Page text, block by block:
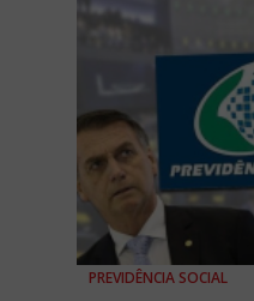
PREVIDÊNCIA SOCIAL